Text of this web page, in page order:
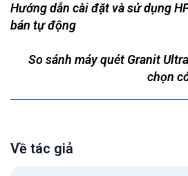
Hướng dẫn cài đặt và sử dụng
bán tự động
So sánh máy quét Granit
chọn
Về tác giả